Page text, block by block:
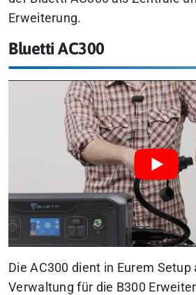
Erweiterung.
Bluetti AC300
Die AC300 dient in Eurem Setup
Verwaltung für die B300